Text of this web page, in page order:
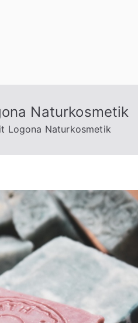
Naturkosmetik
Logona Naturkosmetik